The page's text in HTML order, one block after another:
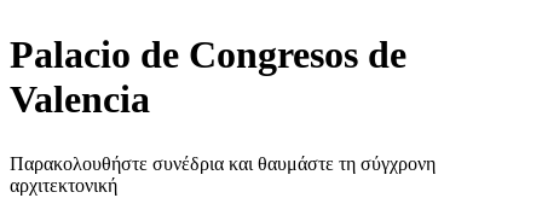
Palacio de Congresos de
Valencia
Παρακολουθήστε συνέδρια και θαυμάστε τη σύγχρονη
αρχιτεκτονική